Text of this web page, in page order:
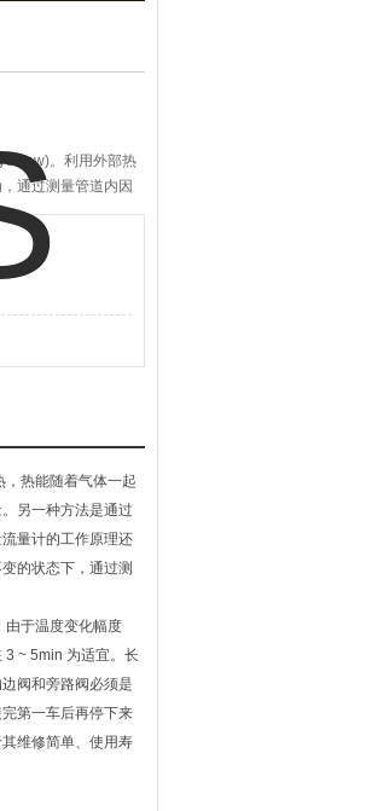
Law)。利用外部热
通过测量管道内因
热能随着气体一起
另一种方法是通过
量计的工作原理还
的状态下，通过测
由于温度变化幅度
3 ~ 5min 为适宜。长
阀和旁路阀必须是
第一车后再停下来
维修简单、使用寿